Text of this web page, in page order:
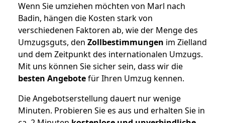
Wenn Sie umziehen möchten von Marl nach
Badin, hängen die Kosten stark von
verschiedenen Faktoren ab, wie der Menge des
Umzugsguts, den Zollbestimmungen im Zielland
und dem Zeitpunkt des internationalen Umzugs.
Mit uns können Sie sicher sein, dass wir die
besten Angebotefür Ihren Umzug kennen.
Die Angebotserstellung dauert nur wenige
Minuten. Probieren Sie es aus und erhalten Sie in